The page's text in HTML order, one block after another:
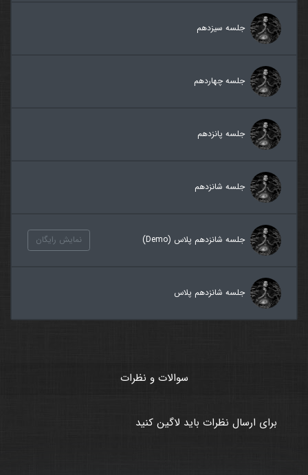
جلسه سیزدهم
جلسه چهاردهم
جلسه پانزدهم
جلسه شانزدهم
جلسه شانزدهم پلاس (Demo) نمایش رایگان
جلسه شانزدهم پلاس
سوالات و نظرات
برای ارسال نظرات باید لاگین کنید